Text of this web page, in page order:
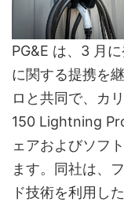
PG&E は、3 月
に関する提携を
ロと共同で、カ
150 Lightning
ェアおよびソフ
ます。同社は、
ド技術を利用し